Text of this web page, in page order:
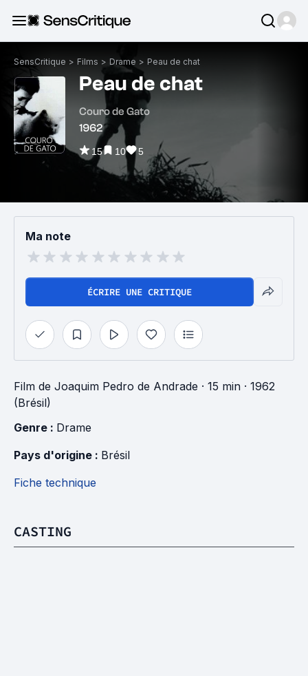
SensCritique > Films > Drame > Peau de chat
Peau de chat
Couro de Gato
1962
15 10 5
Ma note
ÉCRIRE UNE CRITIQUE
Film de Joaquim Pedro de Andrade · 15 min · 1962
(Brésil)
Genre : Drame
Pays d'origine : Brésil
Fiche technique
CASTING